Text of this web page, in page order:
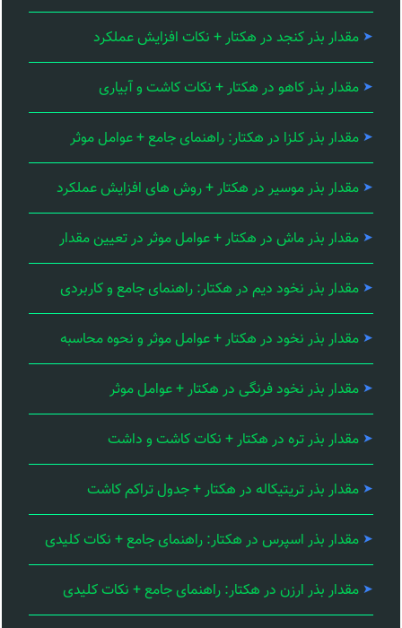
مقدار بذر کنجد در هکتار + نکات افزایش عملکرد
مقدار بذر کاهو در هکتار + نکات کاشت و آبیاری
مقدار بذر کلزا در هکتار: راهنمای جامع + عوامل موثر
مقدار بذر موسیر در هکتار + روش های افزایش عملکرد
مقدار بذر ماش در هکتار + عوامل موثر در تعیین مقدار
مقدار بذر نخود دیم در هکتار: راهنمای جامع و کاربردی
مقدار بذر نخود در هکتار + عوامل موثر و نحوه محاسبه
مقدار بذر نخود فرنگی در هکتار + عوامل موثر
مقدار بذر تره در هکتار + نکات کاشت و داشت
مقدار بذر تریتیکاله در هکتار + جدول تراکم کاشت
مقدار بذر اسپرس در هکتار: راهنمای جامع + نکات کلیدی
مقدار بذر ارزن در هکتار: راهنمای جامع + نکات کلیدی